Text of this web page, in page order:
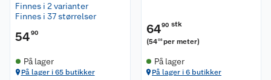
Finnes i 2 varianter
Finnes i 37 størrelser
5490
På lager
På lager i 65 butikker
6490 stk
(54 08 per meter)
På lager
På lager i 6 butikker